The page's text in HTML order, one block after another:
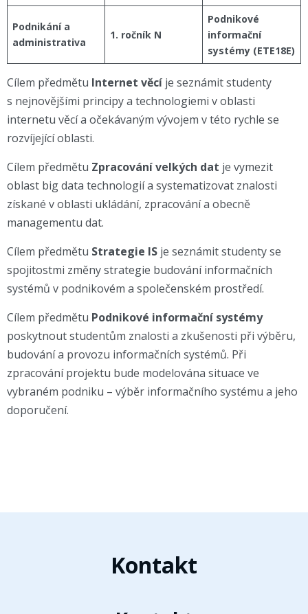
Podnikání a
administrativa
1. ročník N
Podnikové
informační
systémy (ETE18E)
Cílem předmětu Internet věcí je seznámit studenty
s nejnovějšími principy a technologiemi v oblasti
internetu věcí a očekávaným vývojem v této rychle se
rozvíjející oblasti.
Cílem předmětu Zpracování velkých dat je vymezit
oblast big data technologií a systematizovat znalosti
získané v oblasti ukládání, zpracování a obecně
managementu dat.
Cílem předmětu Strategie IS je seznámit studenty se
spojitostmi změny strategie budování informačních
systémů v podnikovém a společenském prostředí.
Cílem předmětu Podnikové informační systémy
poskytnout studentům znalosti a zkušenosti při výběru,
budování a provozu informačních systémů. Při
zpracování projektu bude modelována situace ve
vybraném podniku – výběr informačního systému a jeho
doporučení.
Kontakt